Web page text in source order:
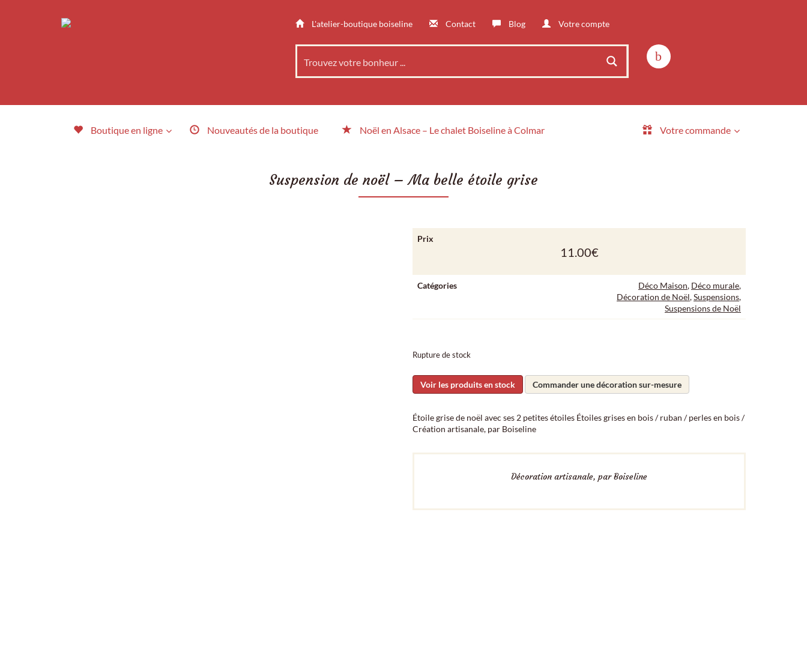
L'atelier-boutique boiseline Contact Blog Votre compte
Boutique en ligne Nouveautésde la boutique Noël en Alsace – Le chalet Boiseline à Colmar Votre commande
Suspension de noël – Ma belle étoile grise
Prix
11.00€
Catégories Déco Maison, Déco murale,
Décoration de Noël,Suspensions,
Suspensions de Noël
Rupture de stock
Voir les produits en stock Commander une décoration sur-mesure
Étoile grise de noël avec ses 2 petites étoiles Étoiles grises en bois / ruban / perles en bois /
Création artisanale, par Boiseline
Décoration artisanale, par Boiseline